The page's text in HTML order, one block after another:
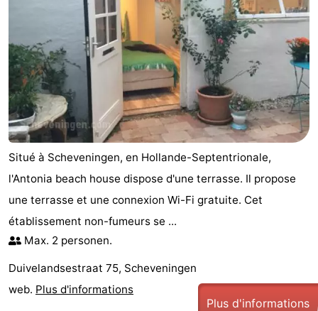
Situé à Scheveningen, en Hollande-Septentrionale,
l'Antonia beach house dispose d'une terrasse. Il propose
une terrasse et une connexion Wi-Fi gratuite. Cet
établissement non-fumeurs se ...
Max. 2 personen.
Duivelandsestraat 75, Scheveningen
web. Plus d'informations
Plus d'informations